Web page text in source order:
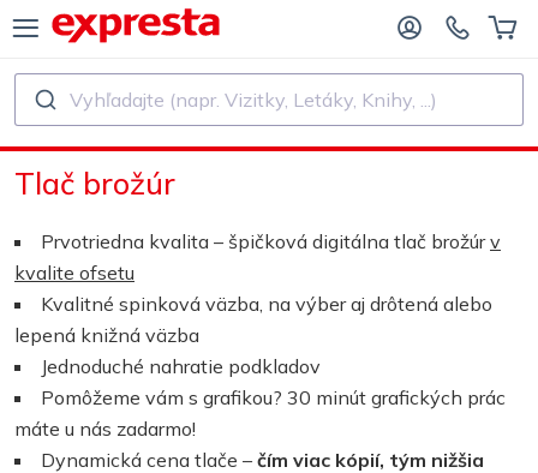
Tlač
Nálepky a etikety
Kalendáre
PRODUKTY
VYDAVATEĽSTVÁ A AUTOROV
VYDAVATEĽSTVÁ
KNÍH
Vyhľadajte (napr. Vizitky, Letáky, Knihy, ...)
Tlač brožúr
Prvotriedna kvalita – špičková digitálna tlač brožúrv
kvalite ofsetu
Kvalitné spinková väzba, na výber aj drôtená alebo
lepená knižná väzba
Jednoduché nahratie podkladov
Pomôžeme vám s grafikou? 30 minút grafických prác
máte u nás zadarmo!
Dynamická cena tlače – čím viac kópií, tým nižšia